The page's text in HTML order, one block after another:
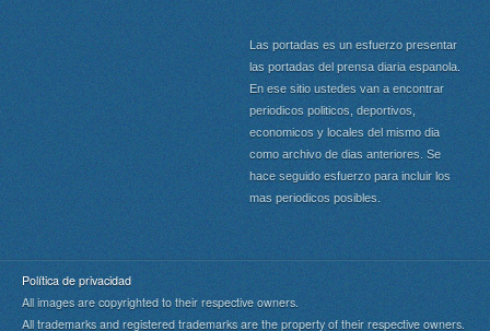
Las portadas es un esfuerzo presentar
las portadas del prensa diaria espanola.
En ese sitio ustedes van a encontrar
periodicos politicos, deportivos,
economicos y locales del mismo dia
como archivo de dias anteriores. Se
hace seguido esfuerzo para incluir los
mas periodicos posibles.
Política de privacidad
All images are copyrighted to their respective owners.
All trademarks and registered trademarks are the property of their respective owners.